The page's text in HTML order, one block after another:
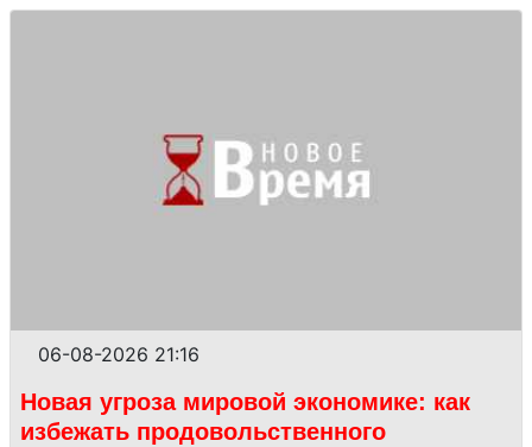
06-08-2026 21:16
Новая угроза мировой экономике: как
избежать продовольственного